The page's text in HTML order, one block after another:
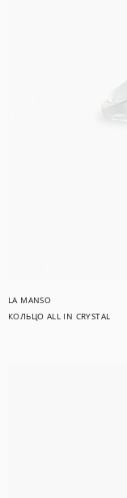
LA MANSO
КОЛЬЦО ALL IN CRYSTAL